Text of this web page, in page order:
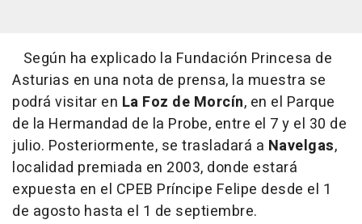
Según ha explicado la Fundación Princesa de
Asturias en una nota de prensa, la muestra se
podrá visitar en La Foz de Morcín, en el Parque
de la Hermandad de la Probe, entre el 7 y el 30 de
julio. Posteriormente, se trasladará a Navelgas,
localidad premiada en 2003, donde estará
expuesta en el CPEB Príncipe Felipe desde el 1
de agosto hasta el 1 de septiembre.